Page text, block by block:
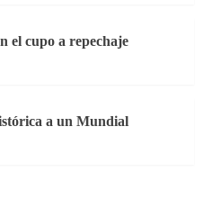
el cupo a repechaje
a un Mundial